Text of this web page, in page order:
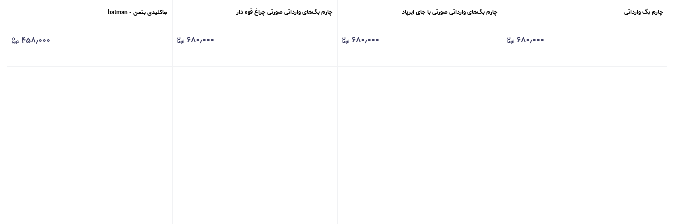
چارم بگ ‌وارداتی
۶۸۰٫۰۰۰
چارم بگ‌های وارداتی صورتی با جای ایرپاد
۶۸۰٫۰۰۰
چارم بگ‌های وارداتی صورتی چراغ قوه دار
۶۸۰٫۰۰۰
جاکلیدی بتمن - batman
۴۵۸٫۰۰۰